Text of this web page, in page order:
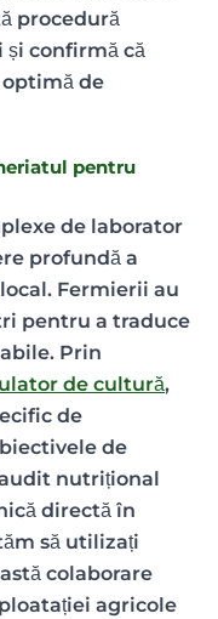
procedură
și confirmă că
de
pentru
de laborator
profundă a
Fermierii au
pentru a traduce
Prin
de cultură,
de
de
nutrițional
directă în
să utilizați
colaborare
agricole